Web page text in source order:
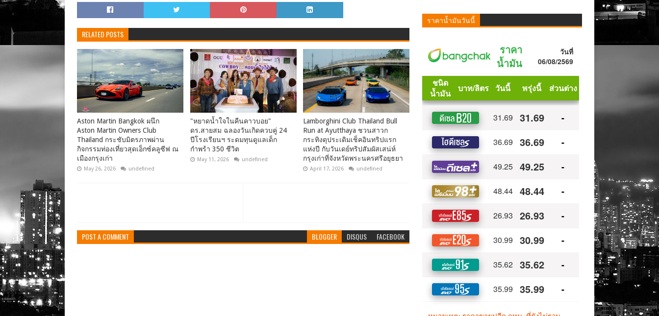
RELATED POSTS
Aston Martin Bangkok ผนึก
Aston Martin Owners Club
Thailand กระชับมิตรภาพผ่าน
กิจกรรมท่องเที่ยวสุดเอ็กซ์คลูซีฟ ณ
เมืองกรุงเก่า
May 26, 2026 undefined
"หยาดน้ำใจในคืนคาวบอย"
ดร.สายสม ฉลองวันเกิดควบคู่ 24
ปีโรงเรียนฯ ระดมทุนดูแลเด็ก
กำพร้า 350 ชีวิต
May 11, 2026 undefined
Lamborghini Club Thailand Bull
Run at Ayutthaya ชวนสาวก
กระทิงดุประเดิมเช็คอินทริปแรก
แห่งปี กับวันเดย์ทริปสัมผัสเสน่ห์
กรุงเก่าที่จังหวัดพระนครศรีอยุธยา
April 17, 2026 undefined
POST A COMMENT BLOGGER DISQUS FACEBOOK
ราคาน้ำมันวันนี้